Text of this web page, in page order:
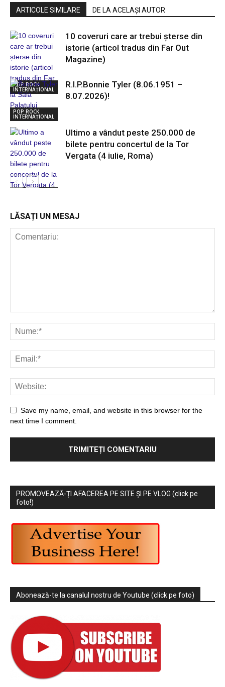
ARTICOLE SIMILARE DE LA ACELAȘI AUTOR
POP ROCK
INTERNAȚIONAL
10 coveruri care ar trebui șterse din
istorie (articol tradus din Far Out
Magazine)
POP ROCK
INTERNAȚIONAL
R.I.P.Bonnie Tyler (8.06.1951 –
8.07.2026)!
Ultimo a vândut peste 250.000 de
bilete pentru concertul de la Tor
Vergata (4 iulie, Roma)
LĂSAȚI UN MESAJ
Save my name, email, and website in this browser for the
next time I comment.
PROMOVEAZĂ-ȚI AFACEREA PE SITE ȘI PE VLOG (click pe
foto!)
Abonează-te la canalul nostru de Youtube (click pe foto)